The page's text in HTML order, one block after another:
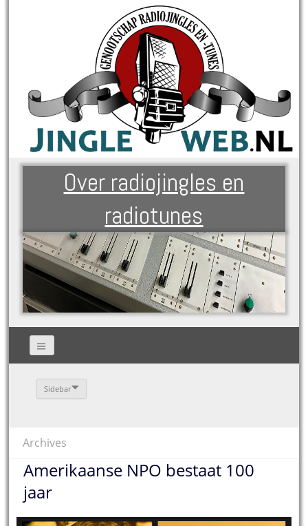
Over radiojingles en
radiotunes
Sidebar
Archives
Amerikaanse NPO bestaat 100
jaar